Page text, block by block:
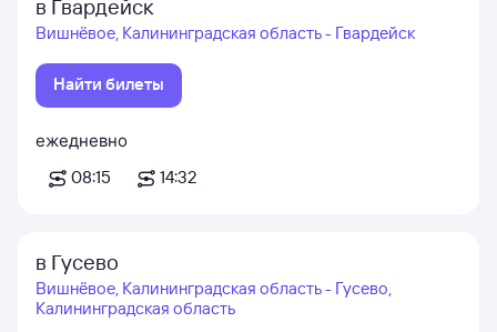
в Гвардейск
Вишнёвое, Калининградская область - Гвардейск
Найти билеты
ежедневно
08:15
14:32
в Гусево
Вишнёвое, Калининградская область - Гусево,
Калининградская область